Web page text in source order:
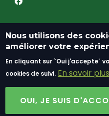
©FWA 2019 - Tous droits
Nous utilisons des
améliorer votre
En cliquant sur `Oui j'accepte`
cookies de suivi. En savoir plus
OUI, JE SUIS